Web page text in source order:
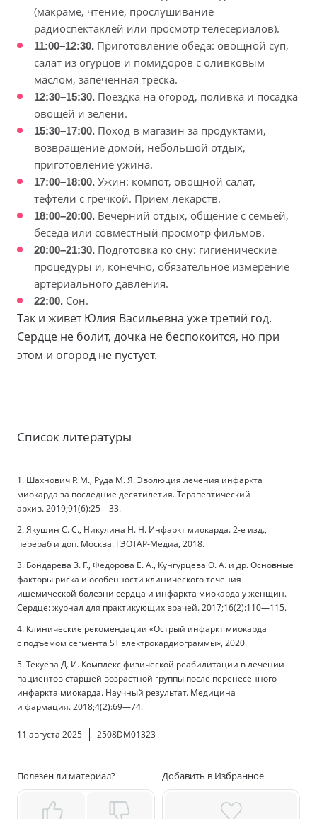
(макраме, чтение, прослушивание
радиоспектаклей или просмотр телесериалов).
11:00–12:30. Приготовление обеда: овощной суп,
салат из огурцов и помидоров с оливковым
маслом, запеченная треска.
12:30–15:30. Поездка на огород, поливка и посадка
овощей и зелени.
15:30–17:00. Поход в магазин за продуктами,
возвращение домой, небольшой отдых,
приготовление ужина.
17:00–18:00. Ужин: компот, овощной салат,
тефтели с гречкой. Прием лекарств.
18:00–20:00. Вечерний отдых, общение с семьей,
беседа или совместный просмотр фильмов.
20:00–21:30. Подготовка ко сну: гигиенические
процедуры и, конечно, обязательное измерение
артериального давления.
22:00. Сон.
Так и живет Юлия Васильевна уже третий год.
Сердце не болит, дочка не беспокоится, но при
этом и огород не пустует.
Список литературы
1. Шахнович Р. М., Руда М. Я. Эволюция лечения инфаркта
миокарда за последние десятилетия. Терапевтический
архив. 2019;91(6):25—33.
2. Якушин С. С., Никулина Н. Н. Инфаркт миокарда. 2-е изд.,
перераб и доп. Москва: ГЭОТАР-Медиа, 2018.
3. Бондарева З. Г., Федорова Е. А., Кунгурцева О. А. и др. Основные
факторы риска и особенности клинического течения
ишемической болезни сердца и инфаркта миокарда у женщин.
Сердце: журнал для практикующих врачей. 2017;16(2):110—115.
4. Клинические рекомендации «Острый инфаркт миокарда
с подъемом сегмента ST электрокардиограммы», 2020.
5. Текуева Д. И. Комплекс физической реабилитации в лечении
пациентов старшей возрастной группы после перенесенного
инфаркта миокарда. Научный результат. Медицина
и фармация. 2018;4(2):69—74.
11 августа 2025 2508DM01323
Полезен ли материал? Добавить в Избранное